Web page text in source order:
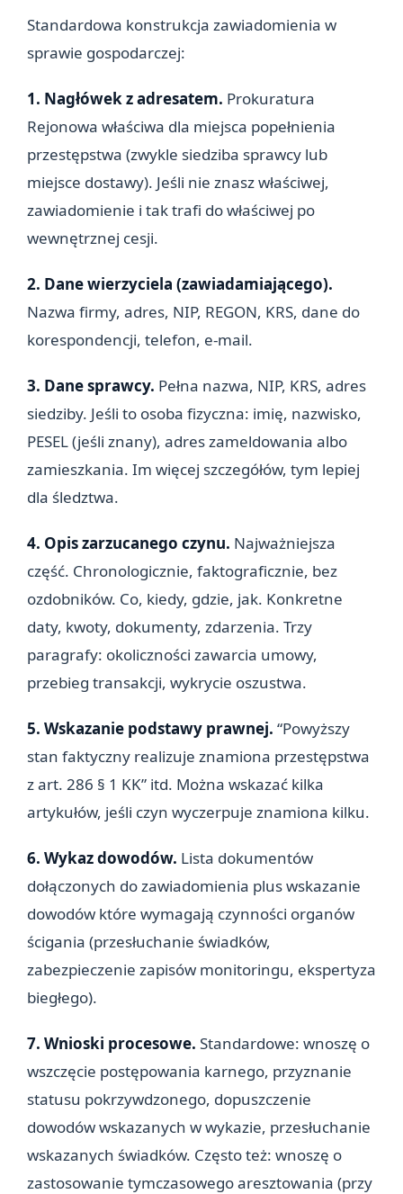
Standardowa konstrukcja zawiadomienia w
sprawie gospodarczej:
1. Nagłówek z adresatem. Prokuratura
Rejonowa właściwa dla miejsca popełnienia
przestępstwa (zwykle siedziba sprawcy lub
miejsce dostawy). Jeśli nie znasz właściwej,
zawiadomienie i tak trafi do właściwej po
wewnętrznej cesji.
2. Dane wierzyciela (zawiadamiającego).
Nazwa firmy, adres, NIP, REGON, KRS, dane do
korespondencji, telefon, e-mail.
3. Dane sprawcy. Pełna nazwa, NIP, KRS, adres
siedziby. Jeśli to osoba fizyczna: imię, nazwisko,
PESEL (jeśli znany), adres zameldowania albo
zamieszkania. Im więcej szczegółów, tym lepiej
dla śledztwa.
4. Opis zarzucanego czynu. Najważniejsza
część. Chronologicznie, faktograficznie, bez
ozdobników. Co, kiedy, gdzie, jak. Konkretne
daty, kwoty, dokumenty, zdarzenia. Trzy
paragrafy: okoliczności zawarcia umowy,
przebieg transakcji, wykrycie oszustwa.
5. Wskazanie podstawy prawnej. “Powyższy
stan faktyczny realizuje znamiona przestępstwa
z art. 286 § 1 KK” itd. Można wskazać kilka
artykułów, jeśli czyn wyczerpuje znamiona kilku.
6. Wykaz dowodów. Lista dokumentów
dołączonych do zawiadomienia plus wskazanie
dowodów które wymagają czynności organów
ścigania (przesłuchanie świadków,
zabezpieczenie zapisów monitoringu, ekspertyza
biegłego).
7. Wnioski procesowe. Standardowe: wnoszę o
wszczęcie postępowania karnego, przyznanie
statusu pokrzywdzonego, dopuszczenie
dowodów wskazanych w wykazie, przesłuchanie
wskazanych świadków. Często też: wnoszę o
zastosowanie tymczasowego aresztowania (przy